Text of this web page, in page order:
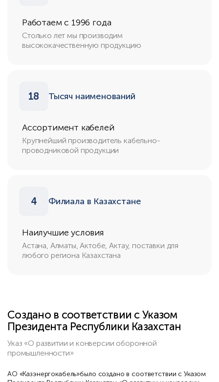
Работаем с 1996 года
Столько лет мы производим
высококачественную продукцию
18 Тысяч наименований
Ассортимент кабелей
Крупнейший производитель кабельно-
проводниковой продукции
4 Филиала в Казахстане
Наилучшие условия
Астана, Алматы, Актобе, Актау, поставки для
любого региона Казахстана
Создано в соответствии с Указом
Президента Республики Казахстан
Указ «О развитии и конверсии оборонной
промышленности»
АО «Казэнергокабель»было создано в соответствии с Указом